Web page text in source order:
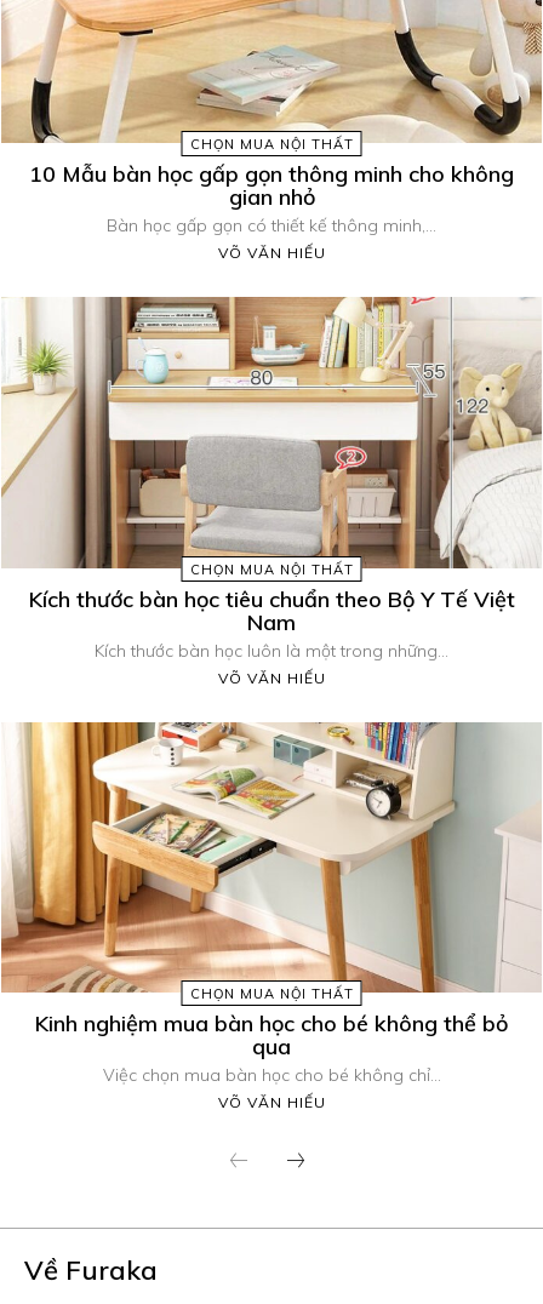
CHỌN MUA NỘI THẤT
10 Mẫu bàn học gấp gọn thông minh cho không
gian nhỏ
Bàn học gấp gọn có thiết kế thông minh,...
VÕ VĂN HIẾU
CHỌN MUA NỘI THẤT
Kích thước bàn học tiêu chuẩn theo Bộ Y Tế Việt
Nam
Kích thước bàn học luôn là một trong những...
VÕ VĂN HIẾU
CHỌN MUA NỘI THẤT
Kinh nghiệm mua bàn học cho bé không thể bỏ
qua
Việc chọn mua bàn học cho bé không chỉ...
VÕ VĂN HIẾU
Về Furaka